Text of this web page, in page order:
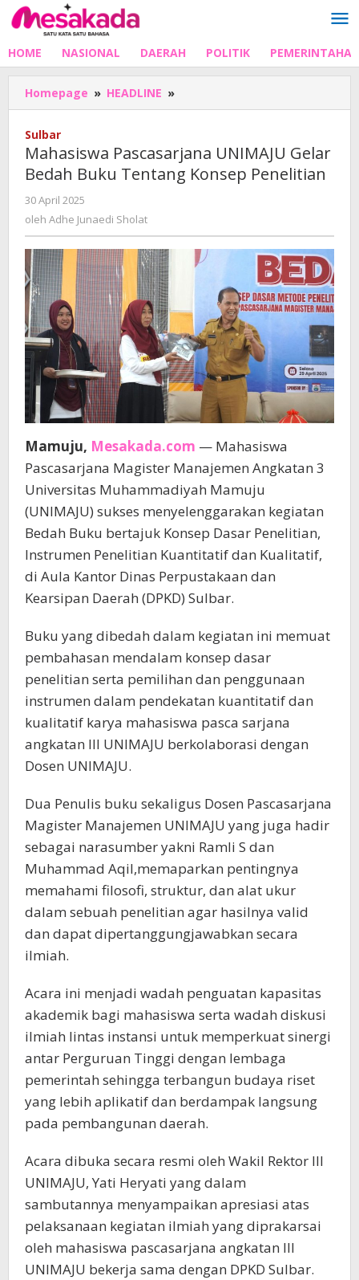
Lewati
ke
HOME NASIONAL DAERAH POLITIK
Homepage » HEADLINE »
Pascasarjana
Bedah
Buku
Sulbar
Mahasiswa Pascasarjana UNIMAJU Gelar
Bedah Buku Tentang Konsep Penelitian
30 April 2025
Adhe
oleh Adhe Junaedi Sholat
Mamuju, Mesakada.com — Mahasiswa
Pascasarjana Magister Manajemen Angkatan 3
Universitas Muhammadiyah Mamuju
(UNIMAJU) sukses menyelenggarakan kegiatan
Bedah Buku bertajuk Konsep Dasar Penelitian,
Instrumen Penelitian Kuantitatif dan Kualitatif,
di Aula Kantor Dinas Perpustakaan dan
Kearsipan Daerah (DPKD) Sulbar.
Buku yang dibedah dalam kegiatan ini memuat
pembahasan mendalam konsep dasar
penelitian serta pemilihan dan penggunaan
instrumen dalam pendekatan kuantitatif dan
kualitatif karya mahasiswa pasca sarjana
angkatan III UNIMAJU berkolaborasi dengan
Dosen UNIMAJU.
Dua Penulis buku sekaligus Dosen Pascasarjana
Magister Manajemen UNIMAJU yang juga hadir
sebagai narasumber yakni Ramli S dan
Muhammad Aqil,memaparkan pentingnya
memahami filosofi, struktur, dan alat ukur
dalam sebuah penelitian agar hasilnya valid
dan dapat dipertanggungjawabkan secara
ilmiah.
Acara ini menjadi wadah penguatan kapasitas
akademik bagi mahasiswa serta wadah diskusi
ilmiah lintas instansi untuk memperkuat sinergi
antar Perguruan Tinggi dengan lembaga
pemerintah sehingga terbangun budaya riset
yang lebih aplikatif dan berdampak langsung
pada pembangunan daerah.
Acara dibuka secara resmi oleh Wakil Rektor III
UNIMAJU, Yati Heryati yang dalam
sambutannya menyampaikan apresiasi atas
pelaksanaan kegiatan ilmiah yang diprakarsai
oleh mahasiswa pascasarjana angkatan III
UNIMAJU bekerja sama dengan DPKD Sulbar.